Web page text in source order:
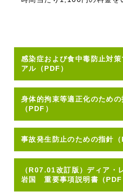
感染症および食中毒防止対策
アル（PDF）
身体的拘束等適正化のため
（PDF）
事故発生防止のための指針（
（R07.01改訂版）ディア・
岩国 重要事項説明書（PDF